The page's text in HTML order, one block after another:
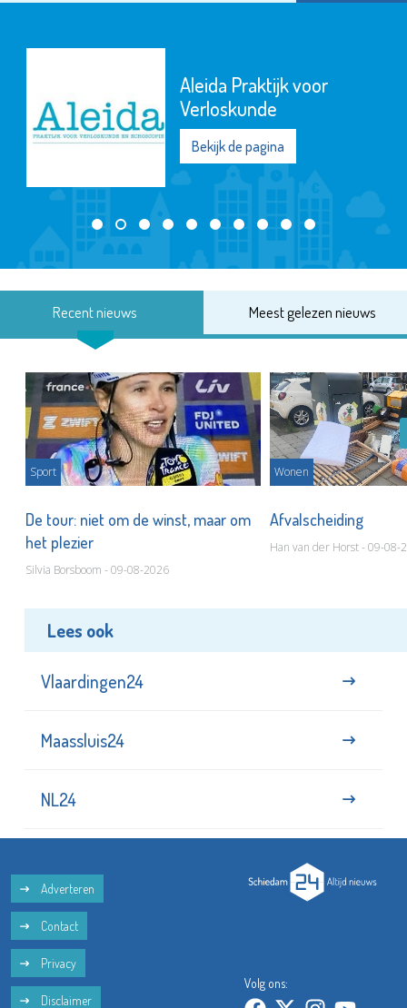
Aleida Praktijk voor
Verloskunde
Bekijk de pagina
Recent nieuws Meest gelezen nieuws
Sport
De tour: niet om de winst, maar om
het plezier
Silvia Borsboom - 09-08-2026
Wonen
Afvalscheiding
Han van der Horst - 09-08-
Lees ook
Vlaardingen24
Maassluis24
NL24
Adverteren
Contact
Privacy
Disclaimer
Volg ons: